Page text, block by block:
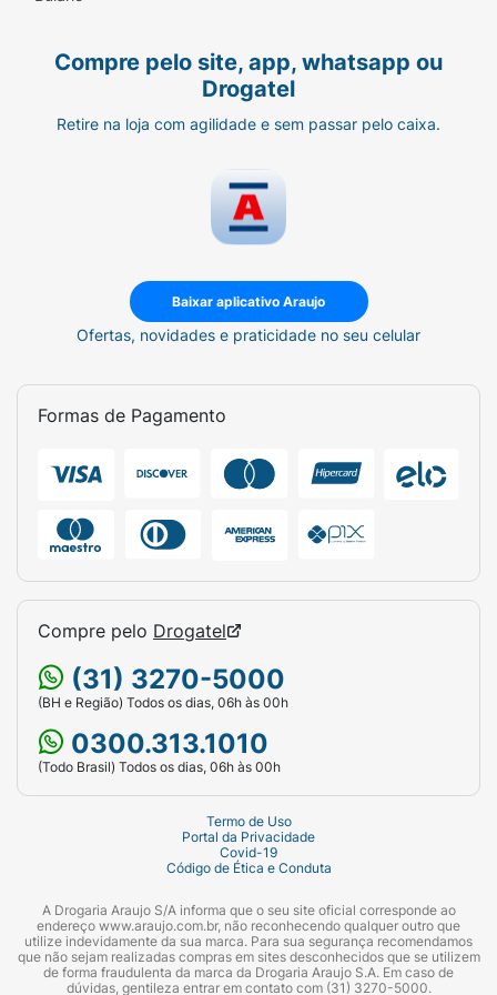
Deixe agir por 30 minutos. Lave o local.
Aguarde 24 horas e se neste período surgir
ou na sua proximidade, fica provada a
hipersensibilidade da pessoa ao produto e
portanto, o produto não deve ser utilizado.
Compre pelo site, app, whatsapp ou
Drogatel
Retire na loja com agilidade e sem passar pelo caixa.
Baixar aplicativo Araujo
Ofertas, novidades e praticidade no seu celular
Formas de Pagamento
Compre pelo Drogatel
(31) 3270-5000
(BH e Região) Todos os dias, 06h às 00h
0300.313.1010
(Todo Brasil) Todos os dias, 06h às 00h
Termo de Uso
Portal da Privacidade
Covid-19
Código de Ética e Conduta
A Drogaria Araujo S/A informa que o seu site oficial corresponde ao
endereço www.araujo.com.br, não reconhecendo qualquer outro que
utilize indevidamente da sua marca. Para sua segurança recomendamos
que não sejam realizadas compras em sites desconhecidos que se utilizem
de forma fraudulenta da marca da Drogaria Araujo S.A. Em caso de
dúvidas, gentileza entrar em contato com (31) 3270-5000.